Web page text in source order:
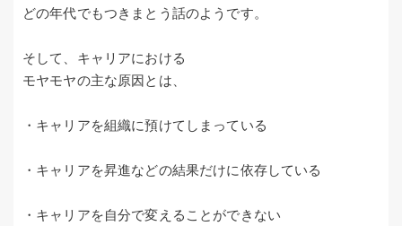
どの年代でもつきまとう話のようです。
そして、キャリアにおける
モヤモヤの主な原因とは、
・キャリアを組織に預けてしまっている
・キャリアを昇進などの結果だけに依存している
・キャリアを自分で変えることができない